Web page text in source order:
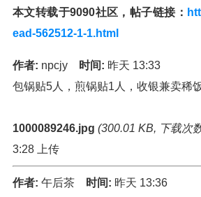
本文转载于9090社区，帖子链接：
ead-562512-1-1.html
作者: npcjy 时间: 昨天 13:33
包锅贴5人，煎锅贴1人，收银兼卖稀
1000089246.jpg (300.01 KB, 下载次
3:28 上传
作者: 午后茶 时间: 昨天 13:36